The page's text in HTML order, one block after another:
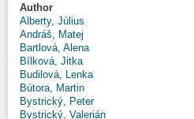
Author
Alberty, Július
Andráš, Matej
Bartlová, Alena
Bílková, Jitka
Budilová, Lenka
Bútora, Martin
Bystrický, Peter
Bystrický, Valerián